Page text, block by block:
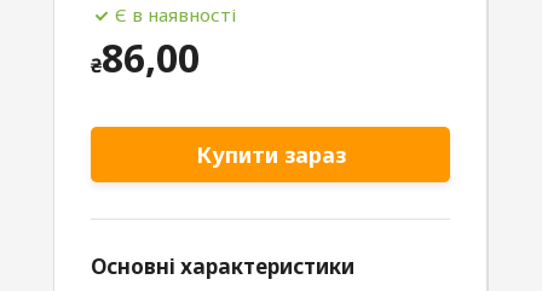
Є в наявності
₴86,00
Купити зараз
Основні характеристики